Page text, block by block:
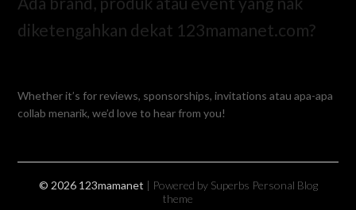
diketengahkan dekat 123mamanet.com?
Whether it’s for reviews, sponsorships, invitations atau apa-apa
collab menarik, we’d love to hear from you!
© 2026 123mamanet | Powered by Superbs Personal Blog
theme